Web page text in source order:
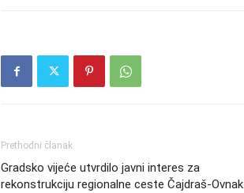
Prethodni članak
Gradsko vijeće utvrdilo javni interes za
rekonstrukciju regionalne ceste Čajdraš-Ovnak